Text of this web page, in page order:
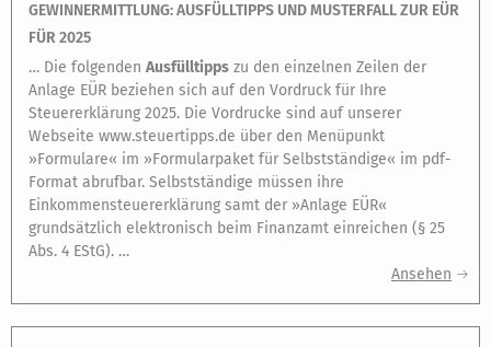
GEWINNERMITTLUNG: AUSFÜLLTIPPS UND MUSTERFALL ZUR EÜR
FÜR 2025
… Die folgenden Ausfülltipps zu den einzelnen Zeilen der
Anlage EÜR beziehen sich auf den Vordruck für Ihre
Steuererklärung 2025. Die Vordrucke sind auf unserer
Webseite www.steuertipps.de über den Menüpunkt
»Formulare« im »Formularpaket für Selbstständige« im pdf-
Format abrufbar. Selbstständige müssen ihre
Einkommensteuererklärung samt der »Anlage EÜR«
grundsätzlich elektronisch beim Finanzamt einreichen (§ 25
Abs. 4 EStG). …
Ansehen